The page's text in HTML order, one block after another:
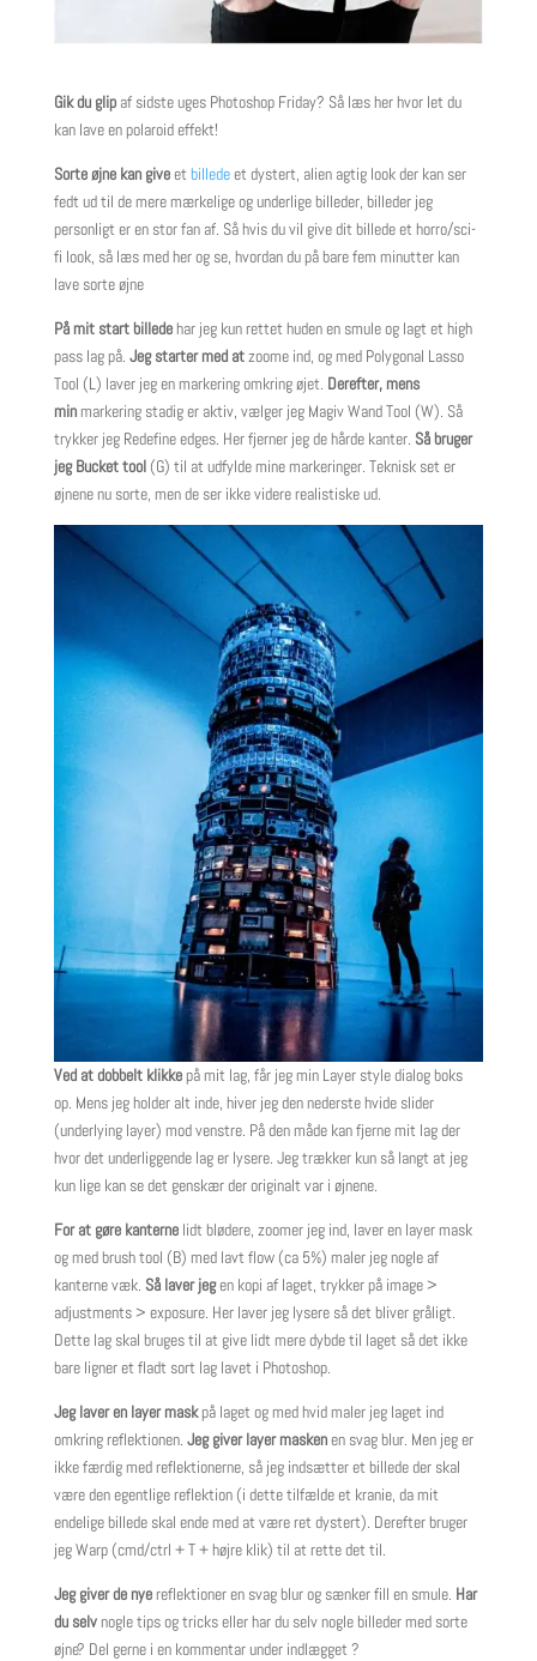
Gik du glip af sidste uges Photoshop Friday? Så læs her hvor let du
kan lave en polaroid effekt!
Sorte øjne kan giveet billedeet dystert, alien agtig look der kan ser
fedt ud til de mere mærkelige og underlige billeder, billeder jeg
personligt er en stor fan af. Så hvis du vil give dit billede et horro/sci-
fi look, så læs med her og se, hvordan du på bare fem minutter kan
lave sorte øjne
På mit start billedehar jeg kun rettet huden en smule og lagt et high
pass lag på. Jeg starter med atzoome ind, og med Polygonal Lasso
Tool (L) laver jeg en markering omkring øjet. Derefter, mens
minmarkering stadig er aktiv, vælger jeg Magiv Wand Tool (W). Så
trykker jeg Redefine edges. Her fjerner jeg de hårde kanter. Så bruger
jeg Bucket tool (G) til at udfylde mine markeringer. Teknisk set er
øjnene nu sorte, men de ser ikke videre realistiske ud.
Ved at dobbelt klikkepå mit lag, får jeg min Layer style dialog boks
op. Mens jeg holder alt inde, hiver jeg den nederste hvide slider
(underlying layer) mod venstre. På den måde kan fjerne mit lag der
hvor det underliggende lag er lysere. Jeg trækker kun så langt at jeg
kun lige kan se det genskær der originalt var i øjnene.
For at gøre kanterne lidt blødere, zoomer jeg ind, laver en layer mask
og med brush tool (B) med lavt flow (ca 5%) maler jeg nogle af
kanterne væk. Så laver jegen kopi af laget, trykker på image >
adjustments > exposure. Her laver jeg lysere så det bliver gråligt.
Dette lag skal bruges til at give lidt mere dybde til laget så det ikke
bare ligner et fladt sort lag lavet i Photoshop.
Jeg laver en layer maskpå laget og med hvid maler jeg laget ind
omkring reflektionen. Jeg giver layer maskenen svag blur. Men jeg er
ikke færdig med reflektionerne, så jeg indsætter et billede der skal
være den egentlige reflektion (i dette tilfælde et kranie, da mit
endelige billede skal ende med at være ret dystert). Derefter bruger
jeg Warp (cmd/ctrl + T + højre klik) til at rette det til.
Jeg giver de nyereflektioner en svag blur og sænker fill en smule. Har
du selvnogle tips og tricks eller har du selv nogle billeder med sorte
øjne? Del gerne i en kommentar under indlægget ?